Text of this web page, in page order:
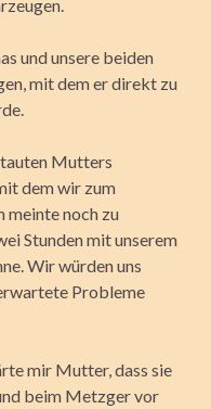
und unsere beiden
mit dem er direkt zu
Mutters
dem wir zum
meinte noch zu
Stunden mit unserem
Wir würden uns
Probleme
mir Mutter, dass sie
beim Metzger vor